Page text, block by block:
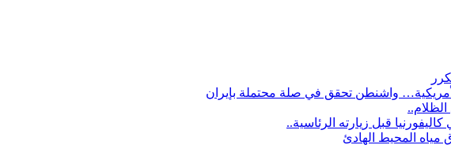
واشنطن تحقق في صلة محتملة بإيران
قبل زيارته الرئاسية..
مياه المحيط الهادئ